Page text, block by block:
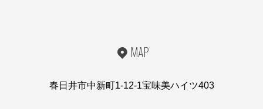
MAP
春日井市中新町1-12-1宝味美ハイツ403